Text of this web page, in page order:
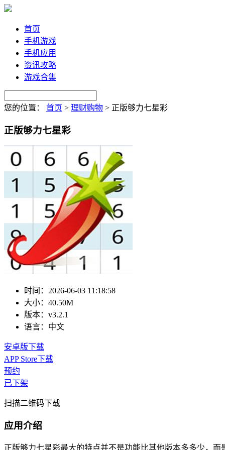
首页
手机游戏
手机应用
资讯攻略
游戏合集
您的位置： 首页 > 理财购物 > 正版够力七星彩
正版够力七星彩
时间： 2026-06-03 11:18:58
大小： 40.50M
版本： v3.2.1
语言： 中文
安卓版下载
APP Store下载
预约
已下架
扫描二维码下载
应用介绍
正版够力七星彩最大的特点并不是功能比其他版本多多少，